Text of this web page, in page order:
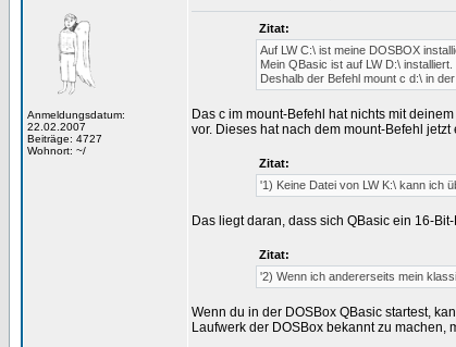
Anmeldungsdatum:
22.02.2007
Beiträge: 4727
Wohnort: ~/
Zitat:
Auf LW C:\ ist meine DOSBOX
Mein QBasic ist auf LW D:\ installiert.
Deshalb der Befehl mount c d:\ in
Das c im mount-Befehl hat nichts mit
vor. Dieses hat nach dem mount-Befehl
Zitat:
'1) Keine Datei von LW K:\ kann ich
Das liegt daran, dass sich QBasic ein 16-
Zitat:
'2) Wenn ich andererseits mein
Wenn du in der DOSBox QBasic startest,
Laufwerk der DOSBox bekannt zu machen,